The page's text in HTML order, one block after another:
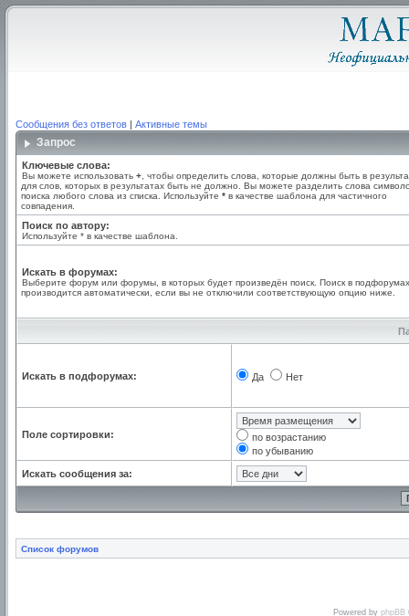
Сообщения без ответов | Активные темы
Запрос
Ключевые слова:
Вы можете использовать + , чтобы определить слова, которые должны быть в
для слов, которых в результатах быть не должно. Вы можете разделить слова
поиска любого слова из списка. Используйте * в качестве шаблона для частичного
совпадения.
Поиск по автору:
Используйте * в качестве шаблона.
Искать в форумах:
Выберите форум или форумы, в которых будет произведён поиск. Поиск в подфорумах
производится автоматически, если вы не отключили соответствующую опцию ниже.
Искать в подфорумах: Да Нет
Поле сортировки:
по возрастанию
по убыванию
Искать сообщения за:
Список форумов
Powered by phpBB